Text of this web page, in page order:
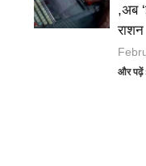
,अब
राशन
और पढ़ें